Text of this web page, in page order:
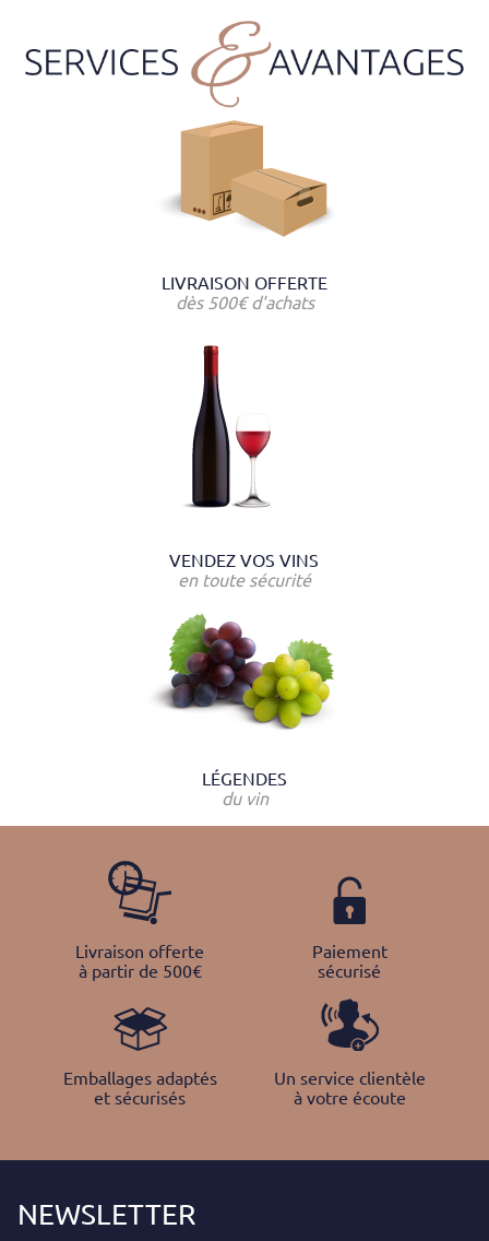
LIVRAISON OFFERTE
dès 500€ d'achats
VENDEZ VOS VINS
en toute sécurité
LÉGENDES
du vin
Livraison offerte
à partir de 500€
Paiement
sécurisé
Emballages adaptés
et sécurisés
Un service clientèle
à votre écoute